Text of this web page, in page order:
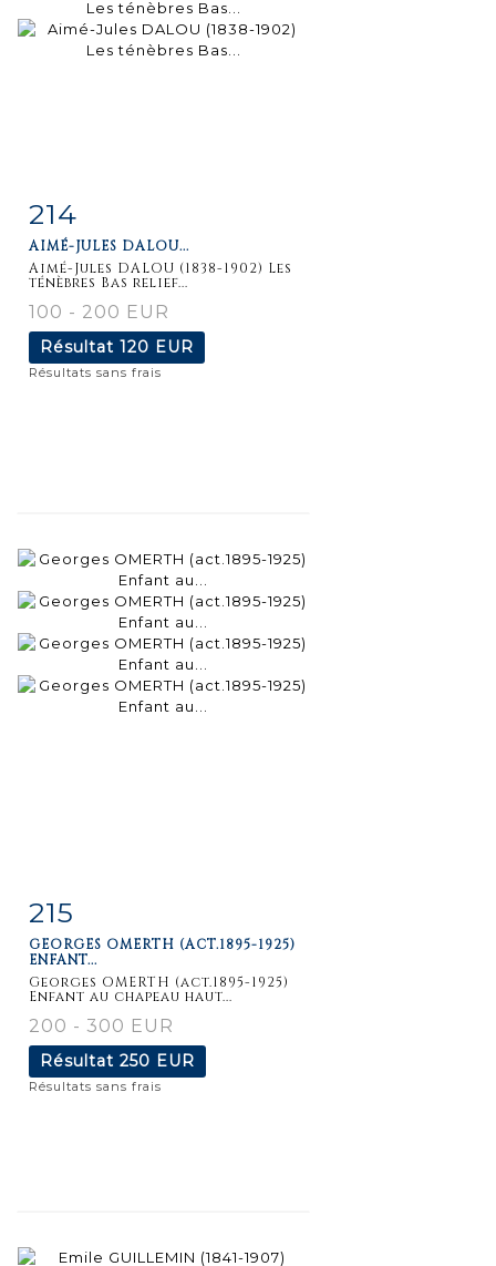
détaillée
214
AIMÉ-JULES DALOU...
Aimé-Jules DALOU (1838-1902) Les
ténèbres Bas relief...
100 - 200 EUR
Résultat 120 EUR
Résultats sans frais
détaillée
215
GEORGES OMERTH (ACT.1895-1925)
ENFANT...
Georges OMERTH (act.1895-1925)
Enfant au chapeau haut...
200 - 300 EUR
Résultat 250 EUR
Résultats sans frais